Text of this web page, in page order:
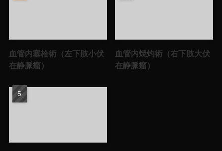
血管内塞栓術（左下肢小伏
在静脈瘤）
血管内焼灼術（右下肢大伏
在静脈瘤）